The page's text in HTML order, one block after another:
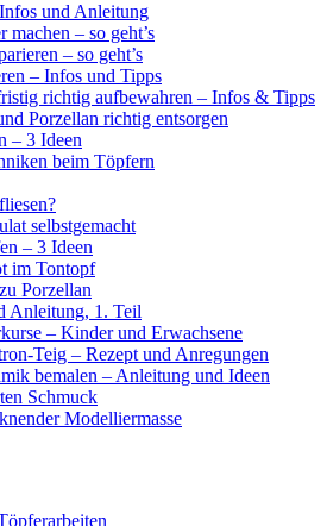
und Anleitung
– so geht’s
– so geht’s
– Infos und Tipps
richtig aufbewahren – Infos & Tipps
Porzellan richtig entsorgen
– 3 Ideen
beim Töpfern
selbstgemacht
– 3 Ideen
im Tontopf
Porzellan
Anleitung, 1. Teil
– Kinder und Erwachsene
Teig – Rezept und Anregungen
bemalen – Anleitung und Ideen
Schmuck
Modelliermasse